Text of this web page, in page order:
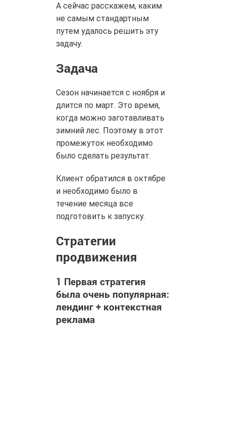
А сейчас расскажем, каким
не самым стандартным
путем удалось решить эту
задачу.
Задача
Cезон начинается с ноября и
длится по март. Это время,
когда можно заготавливать
зимний лес. Поэтому в этот
промежуток необходимо
было сделать результат.
Клиент обратился в октябре
и необходимо было в
течение месяца все
подготовить к запуску.
Стратегии
продвижения
1 Первая стратегия
была очень популярная:
лендинг + контекстная
реклама